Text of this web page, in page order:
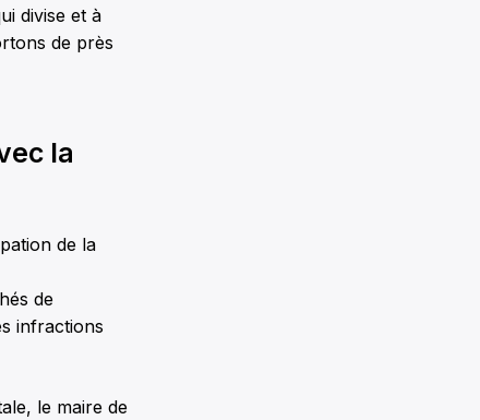
divise et à
de près
la
de la
de
infractions
le maire de